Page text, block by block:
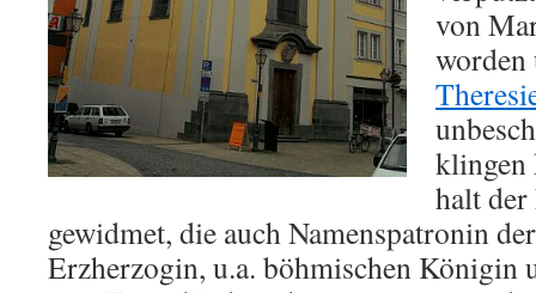
von
worden
klingen
halt
gewidmet, die auch Namenspatronin
Erzherzogin, u.a. böhmischen Königin